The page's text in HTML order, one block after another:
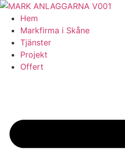
Skip
content
Hem
Markfirma i Skåne
Tjänster
Projekt
Offert